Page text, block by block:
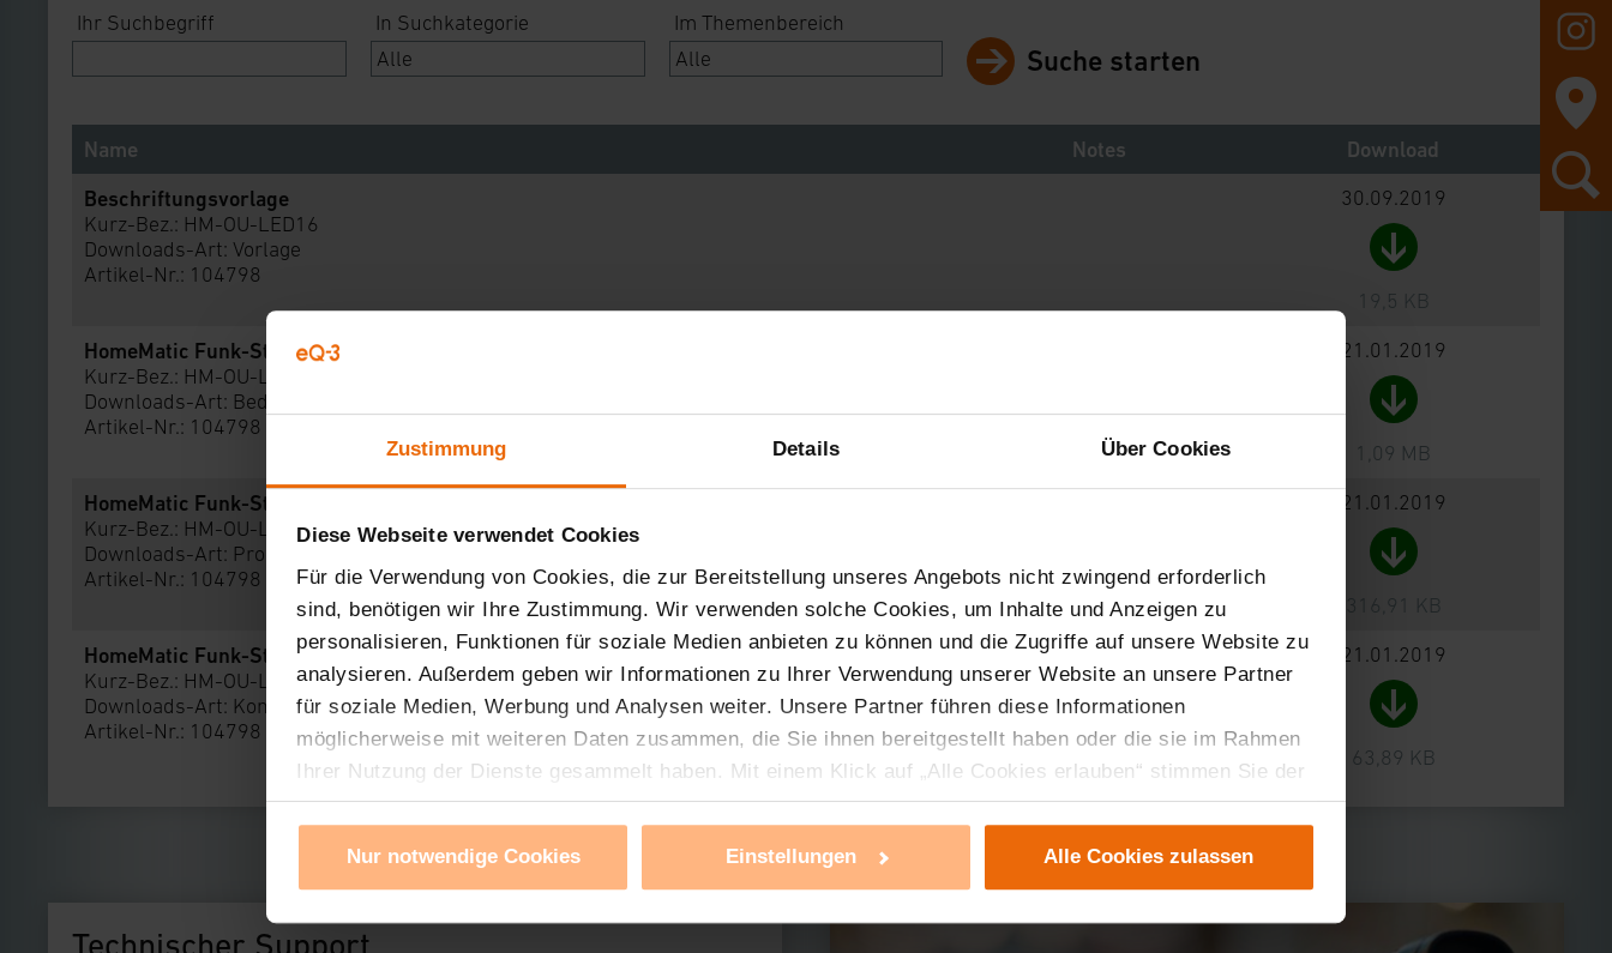
Zustimmung Details Über Cookies
Diese Webseite verwendet Cookies
Für die Verwendung von Cookies, die zur Bereitstellung unseres Angebots nicht zwingend erforderlich
sind, benötigen wir Ihre Zustimmung. Wir verwenden solche Cookies, um Inhalte und Anzeigen zu
personalisieren, Funktionen für soziale Medien anbieten zu können und die Zugriffe auf unsere Website zu
analysieren. Außerdem geben wir Informationen zu Ihrer Verwendung unserer Website an unsere Partner
für soziale Medien, Werbung und Analysen weiter. Unsere Partner führen diese Informationen
möglicherweise mit weiteren Daten zusammen, die Sie ihnen bereitgestellt haben oder die sie im Rahmen
Ihrer Nutzung der Dienste gesammelt haben. Mit einem Klick auf „Alle Cookies erlauben“ stimmen Sie der
Verwendung von Cookies für alle vorgenannten Zwecke zu. Eine detaillierte Auflistung der einzelnen
Sie können die Verwendung nicht notwendiger Cookies ablehnen oder ihr ganz oder teilweise zustimmen.
widerrufen. Ihre Browser-Einstellungen können dazu führen, dass die Einstellungen nicht längerfristig
Nur notwendige Cookies Einstellungen Alle Cookies zulassen
Ihr Suchbegriff In Suchkategorie Im Themenbereich
Suche starten
Name Notes
Download
Beschriftungsvorlage
Kurz-Bez.: HM-OU-LED16
Downloads-Art: Vorlage
Artikel-Nr.: 104798
30.09.2019
19,5 KB
HomeMatic Funk-Statusanzeige LED16
Kurz-Bez.: HM-OU-LED16
Downloads-Art: Bedienungsanleitung
Artikel-Nr.: 104798
21.01.2019
1,09 MB
HomeMatic Funk-Statusanzeige LED16
Kurz-Bez.: HM-OU-LED16
Downloads-Art: Produktdatenblatt
Artikel-Nr.: 104798
21.01.2019
316,91 KB
HomeMatic Funk-Statusanzeige LED16
Kurz-Bez.: HM-OU-LED16
Downloads-Art: Konformitätserklärung
Artikel-Nr.: 104798
21.01.2019
63,89 KB
Technischer Support